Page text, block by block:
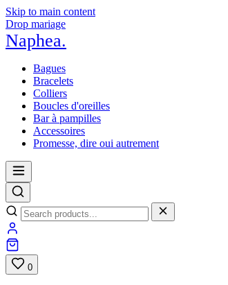
Skip to main content
Drop mariage
Naphea.
Bagues
Bracelets
Colliers
Boucles d'oreilles
Bar à pampilles
Accessoires
Promesse, dire oui autrement
0